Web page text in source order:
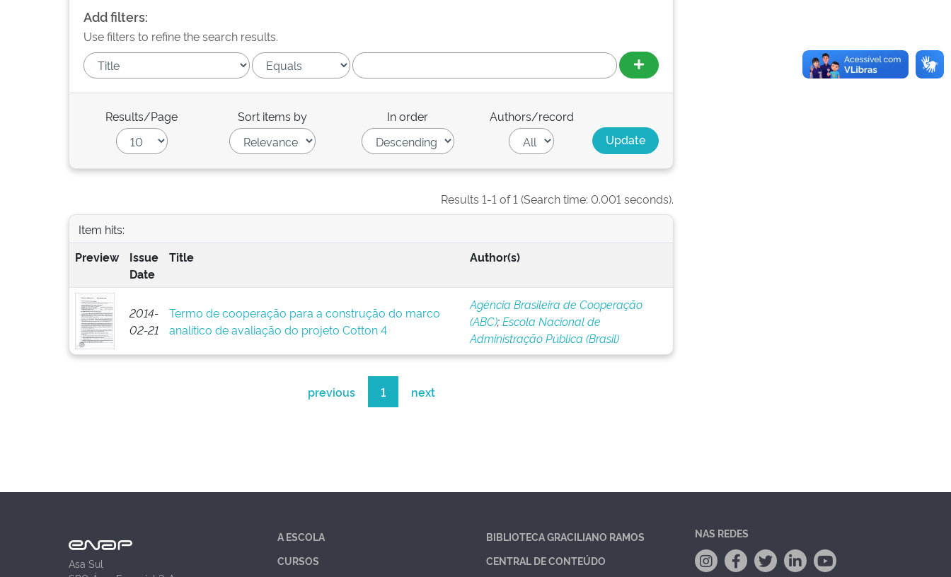
Add filters:
Use filters to refine the search results.
Results/Page Sort items by In order Authors/record
Results 1-1 of 1 (Search time: 0.001 seconds).
Item hits:
Preview
Issue
Date
Title Author(s)
2014-
02-21
Termo de cooperação para a construção do marco
analítico de avaliação do projeto Cotton 4
Agência Brasileira de Cooperação
(ABC);Escola Nacional de
Administração Pública (Brasil)
previous 1 next
Asa Sul
A ESCOLA
CURSOS
BIBLIOTECA GRACILIANO RAMOS
CENTRAL DE CONTEÚDO
NAS REDES